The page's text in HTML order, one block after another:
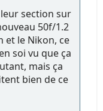
section sur
50f/1.2
et le Nikon, ce
soi vu que ça
mais ça
bien de ce